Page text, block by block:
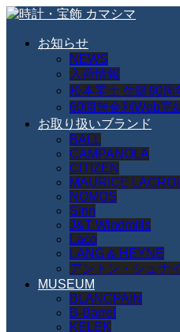
お知らせ
NEWS
入荷情報
松本零士 生誕80周
60回無金利Web完
お取り扱いブランド
BALL
CAMPANOLA
CITIZEN
MAURICE
NOMOS
Sinn
J&T Windmills
Laco
LANG & HEYNE
アントン・シュナ
MUSEUM
BLANCPAIN
B-Barrel
KELEK